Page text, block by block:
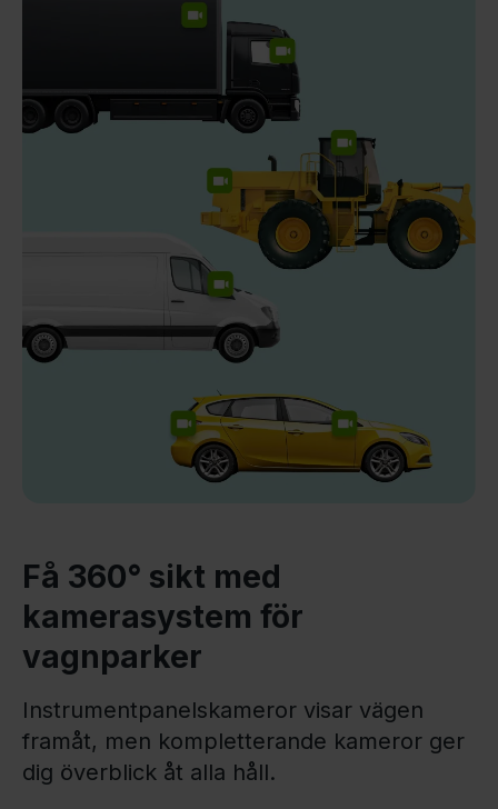
Få 360° sikt med
kamerasystem för
vagnparker
Instrumentpanelskameror visar vägen
framåt, men kompletterande kameror ger
dig överblick åt alla håll.